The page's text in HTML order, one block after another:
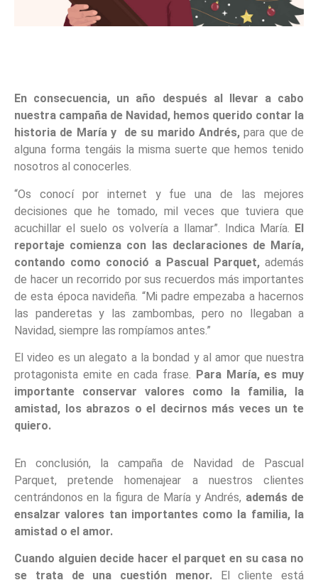
En consecuencia, un año después al llevar a cabo
nuestra campaña de Navidad, hemos querido contar la
historia de María y de su marido Andrés,para que de
alguna forma tengáis la misma suerte que hemos tenido
nosotros al conocerles.
“Os conocí por internet y fue una de las mejores
decisiones que he tomado, mil veces que tuviera que
acuchillar el suelo os volvería a llamar”. Indica María. El
reportaje comienza con las declaraciones de María,
contando como conoció a Pascual Parquet,además
de hacer un recorrido por sus recuerdos más importantes
de esta época navideña. “Mi padre empezaba a hacernos
las panderetas y las zambombas, pero no llegaban a
Navidad, siempre las rompíamos antes.”
El video es un alegato a la bondad y al amor que nuestra
protagonista emite en cada frase. Para María, es muy
importante conservar valores como la familia, la
amistad, los abrazos o el decirnos más veces un te
quiero.
En conclusión, la campaña de Navidad de Pascual
Parquet, pretende homenajear a nuestros clientes
centrándonos en la figura de María y Andrés, además de
ensalzar valores tan importantes como la familia, la
amistad o el amor.
Cuando alguien decide hacer el parquet en su casa no
se trata de una cuestión menor.El cliente está